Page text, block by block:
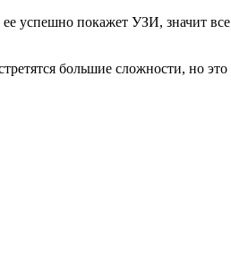
успешно покажет УЗИ, значит
большие сложности, но это